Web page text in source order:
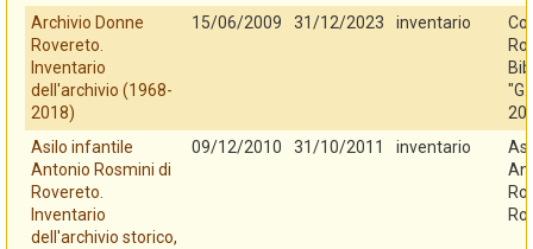
Archivio Donne
Rovereto.
Inventario
dell'archivio (1968-
2018)
15/06/2009 31/12/2023 inventario
Asilo infantile
Antonio Rosmini di
Rovereto.
Inventario
dell'archivio storico,
09/12/2010 31/10/2011 inventario